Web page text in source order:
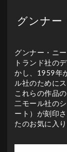
グンナー
グンナー・ニ
トランド社の
かし、1959年
ル社のために
これらの作品
二モール社の
ート）が刻印
たのお気に入